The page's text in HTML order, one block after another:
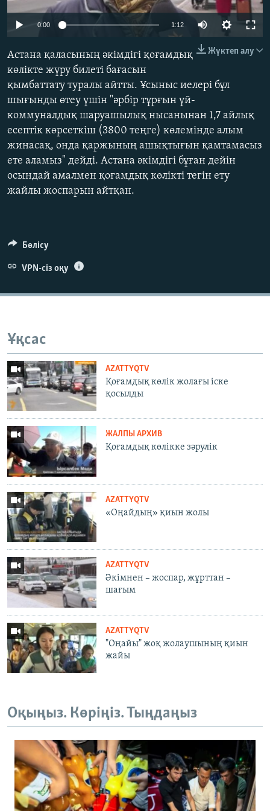
ЖАЗЫЛЫҢЫЗ
Басқа тілдерде
0:00 1:12
Жүктеп алу
Астана қаласының әкімдігі қоғамдық
көлікте жүру билеті бағасын
қымбаттату туралы айтты. Ұсыныс иелері бұл
шығынды өтеу үшін "әрбір тұрғын үй-
коммуналдық шаруашылық нысанынан 1,7 айлық
есептік көрсеткіш (3800 теңге) көлемінде алым
жинасақ, онда қаржының ашықтығын қамтамасыз
ете аламыз" дейді. Астана әкімдігі бұған дейін
осындай амалмен қоғамдық көлікті тегін ету
жайлы жоспарын айтқан.
Бөлісу
VPN-сіз оқу
Ұқсас
AZATTYQTV
Қоғамдық көлік жолағы іске
қосылды
ЖАЛПЫ АРХИВ
Қоғамдық көлікке зәрулік
AZATTYQTV
«Оңайдың» қиын жолы
AZATTYQTV
Әкімнен – жоспар, жұрттан –
шағым
AZATTYQTV
"Оңайы" жоқ жолаушының қиын
жайы
Оқыңыз. Көріңіз. Тыңдаңыз